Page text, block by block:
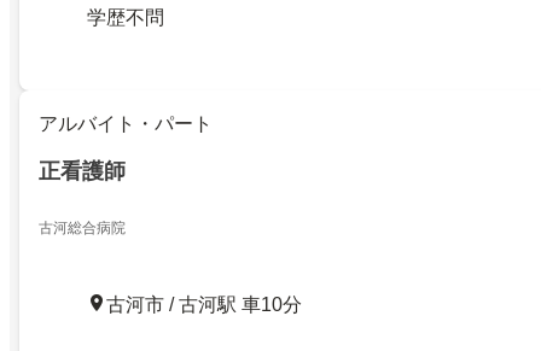
学歴不問
アルバイト・パート
正看護師
古河総合病院
古河市 / 古河駅 車10分